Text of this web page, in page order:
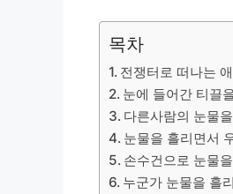
목차
전쟁터로 떠나는
눈에 들어간 티끌
다른사람의 눈물
눈물을 흘리면서
손수건으로 눈물
누군가 눈물을 흘